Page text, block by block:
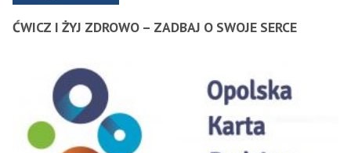
ĆWICZ I ŻYJ ZDROWO – ZADBAJ O SWOJE SERCE